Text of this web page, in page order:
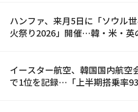
ハンファ、来月5日に「ソウル
火祭り2026」開催…韓・米・英
イースター航空、韓国国内航空
で1位を記録…「上半期搭乗率